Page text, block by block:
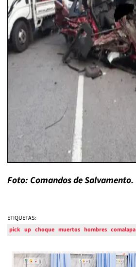
Foto: Comandos de Salvamento.
ETIQUETAS:
pick up choque muertos hombres comalapa